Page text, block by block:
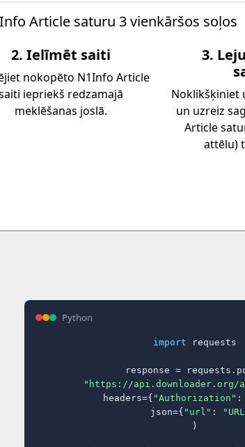
Article saturu 3 vienkāršos soļos
2. Ielīmēt saiti
nokopēto N1Info Article
iepriekš redzamajā
meklēšanas joslā.
3.
Noklikšķiniet
un uzreiz
Article
attēlu)
Python
import requests
response =
"https://api.downloader.org/
    headers={
"Authorization" :
    json={
"url" :
)